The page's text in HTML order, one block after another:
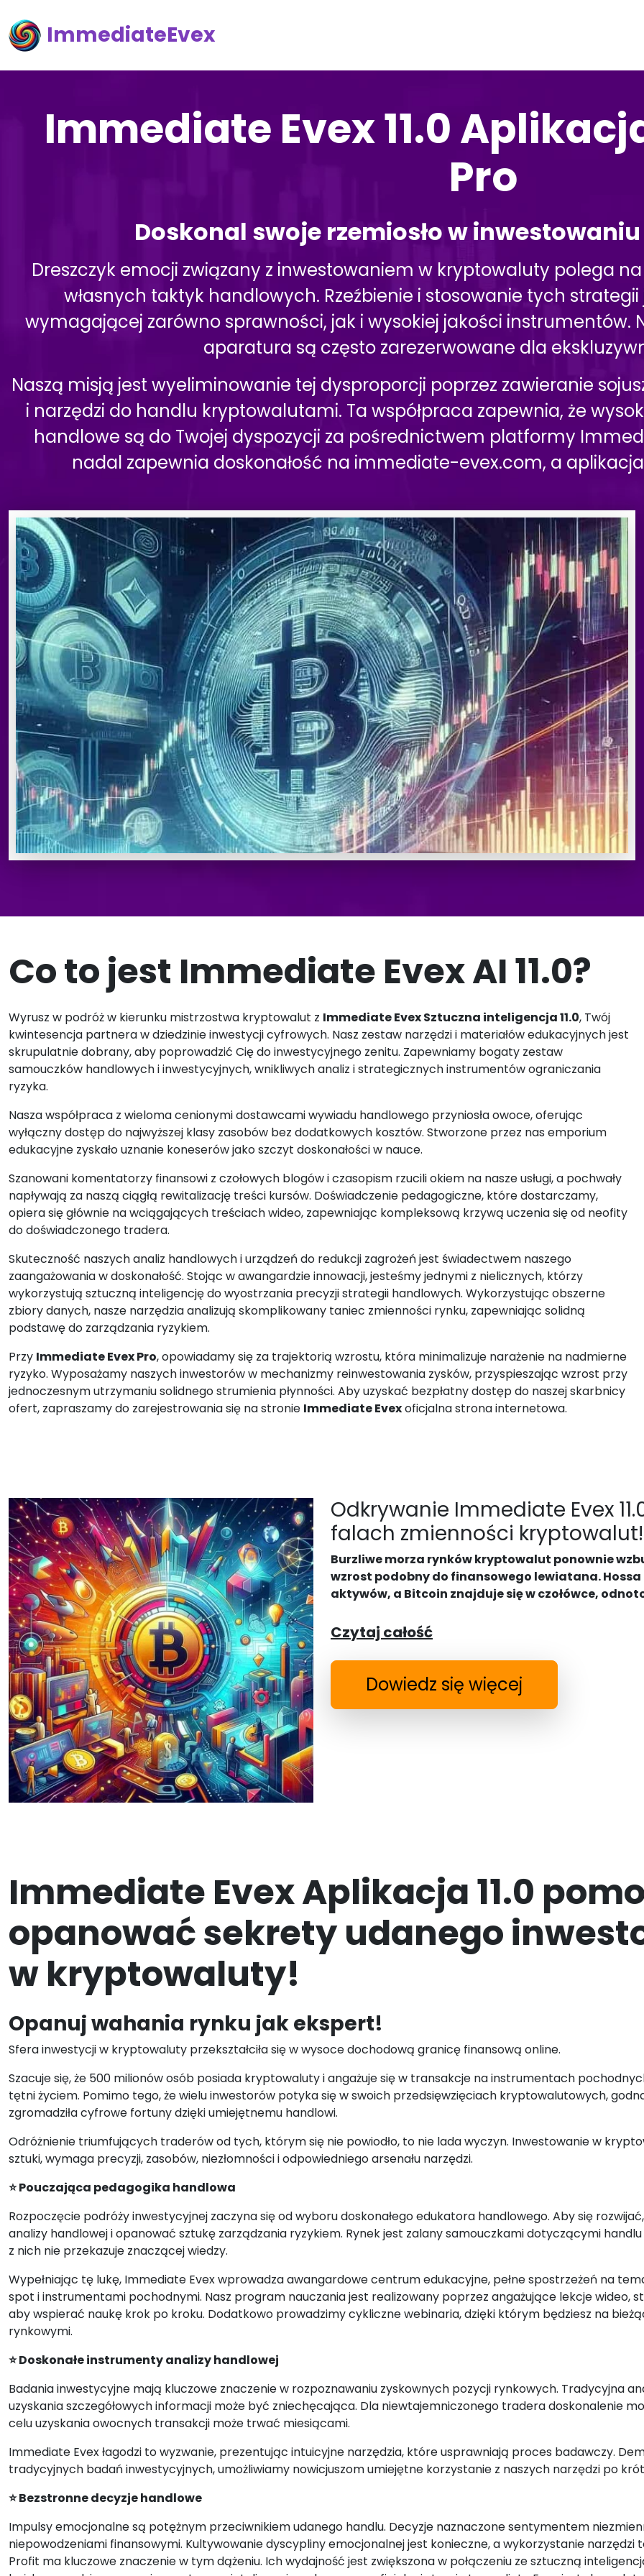
ImmediateEvex
Immediate Evex 11.0
Pro
Doskonal swoje rzemiosło w
Dreszczyk emocji związany z inwestowaniem w kryptowaluty polega
własnych taktyk handlowych. Rzeźbienie i stosowanie tych
wymagającej zarówno sprawności, jak i wysokiej jakości instrumentów.
aparatura są często zarezerwowane dla
Naszą misją jest wyeliminowanie tej dysproporcji poprzez zawieranie
i narzędzi do handlu kryptowalutami. Ta współpraca zapewnia, że
handlowe są do Twojej dyspozycji za pośrednictwem platformy
nadal zapewnia doskonałość na immediate-evex.com, a
Co to jest Immediate Evex AI 11.0?
Wyrusz w podróż w kierunku mistrzostwa kryptowalut z Immediate Evex Sztuczna inteligencja 11.0, Twój
kwintesencja partnera w dziedzinie inwestycji cyfrowych. Nasz zestaw narzędzi i materiałów edukacyjnych jest
skrupulatnie dobrany, aby poprowadzić Cię do inwestycyjnego zenitu. Zapewniamy bogaty zestaw
samouczków handlowych i inwestycyjnych, wnikliwych analiz i strategicznych instrumentów ograniczania
ryzyka.
Nasza współpraca z wieloma cenionymi dostawcami wywiadu handlowego przyniosła owoce, oferując
wyłączny dostęp do najwyższej klasy zasobów bez dodatkowych kosztów. Stworzone przez nas emporium
edukacyjne zyskało uznanie koneserów jako szczyt doskonałości w nauce.
Szanowani komentatorzy finansowi z czołowych blogów i czasopism rzucili okiem na nasze usługi, a pochwały
napływają za naszą ciągłą rewitalizację treści kursów. Doświadczenie pedagogiczne, które dostarczamy,
opiera się głównie na wciągających treściach wideo, zapewniając kompleksową krzywą uczenia się od neofity
do doświadczonego tradera.
Skuteczność naszych analiz handlowych i urządzeń do redukcji zagrożeń jest świadectwem naszego
zaangażowania w doskonałość. Stojąc w awangardzie innowacji, jesteśmy jednymi z nielicznych, którzy
wykorzystują sztuczną inteligencję do wyostrzania precyzji strategii handlowych. Wykorzystując obszerne
zbiory danych, nasze narzędzia analizują skomplikowany taniec zmienności rynku, zapewniając solidną
podstawę do zarządzania ryzykiem.
Przy Immediate Evex Pro, opowiadamy się za trajektorią wzrostu, która minimalizuje narażenie na nadmierne
ryzyko. Wyposażamy naszych inwestorów w mechanizmy reinwestowania zysków, przyspieszając wzrost przy
jednoczesnym utrzymaniu solidnego strumienia płynności. Aby uzyskać bezpłatny dostęp do naszej skarbnicy
ofert, zapraszamy do zarejestrowania się na stronie Immediate Evexoficjalna strona internetowa.
Odkrywanie Immediate Evex
falach zmienności kryptowalut!
Burzliwe morza rynków kryptowalut ponownie
wzrost podobny do finansowego lewiatana.
aktywów, a Bitcoin znajduje się w czołówce,
Czytaj całość
Dowiedz się więcej
Immediate Evex Aplikacja 11.0
opanować sekrety udanego
w kryptowaluty!
Opanuj wahania rynku jak ekspert!
Sfera inwestycji w kryptowaluty przekształciła się w wysoce dochodową granicę finansową online.
Szacuje się, że 500 milionów osób posiada kryptowaluty i angażuje się w transakcje na instrumentach
tętni życiem. Pomimo tego, że wielu inwestorów potyka się w swoich przedsięwzięciach kryptowalutowych,
zgromadziła cyfrowe fortuny dzięki umiejętnemu handlowi.
Odróżnienie triumfujących traderów od tych, którym się nie powiodło, to nie lada wyczyn. Inwestowanie w
sztuki, wymaga precyzji, zasobów, niezłomności i odpowiedniego arsenału narzędzi.
⭐ Pouczająca pedagogika handlowa
Rozpoczęcie podróży inwestycyjnej zaczyna się od wyboru doskonałego edukatora handlowego. Aby się
analizy handlowej i opanować sztukę zarządzania ryzykiem. Rynek jest zalany samouczkami dotyczącymi
z nich nie przekazuje znaczącej wiedzy.
Wypełniając tę lukę, Immediate Evex wprowadza awangardowe centrum edukacyjne, pełne spostrzeżeń na
spot i instrumentami pochodnymi. Nasz program nauczania jest realizowany poprzez angażujące lekcje wideo,
aby wspierać naukę krok po kroku. Dodatkowo prowadzimy cykliczne webinaria, dzięki którym będziesz na
rynkowymi.
⭐ Doskonałe instrumenty analizy handlowej
Badania inwestycyjne mają kluczowe znaczenie w rozpoznawaniu zyskownych pozycji rynkowych. Tradycyjna
uzyskania szczegółowych informacji może być zniechęcająca. Dla niewtajemniczonego tradera doskonalenie
celu uzyskania owocnych transakcji może trwać miesiącami.
Immediate Evex łagodzi to wyzwanie, prezentując intuicyjne narzędzia, które usprawniają proces badawczy.
tradycyjnych badań inwestycyjnych, umożliwiamy nowicjuszom umiejętne korzystanie z naszych narzędzi po
⭐ Bezstronne decyzje handlowe
Impulsy emocjonalne są potężnym przeciwnikiem udanego handlu. Decyzje naznaczone sentymentem
niepowodzeniami finansowymi. Kultywowanie dyscypliny emocjonalnej jest konieczne, a wykorzystanie narzędzi
Profit ma kluczowe znaczenie w tym dążeniu. Ich wydajność jest zwiększona w połączeniu ze sztuczną